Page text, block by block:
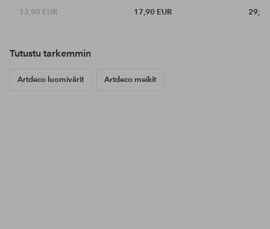
13,90 EUR
17,90 EUR
29,90
Tutustu tarkemmin
Artdeco luomivärit Artdeco meikit